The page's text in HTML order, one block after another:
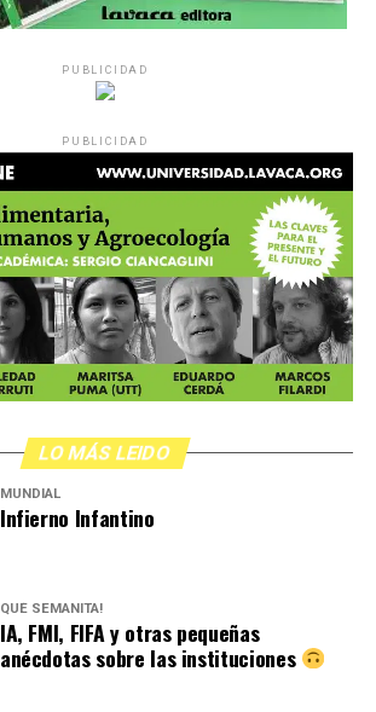
PUBLICIDAD
PUBLICIDAD
LO MÁS LEIDO
MUNDIAL
Infierno Infantino
QUÉ SEMANITA!
IA, FMI, FIFA y otras pequeñas
anécdotas sobre las instituciones